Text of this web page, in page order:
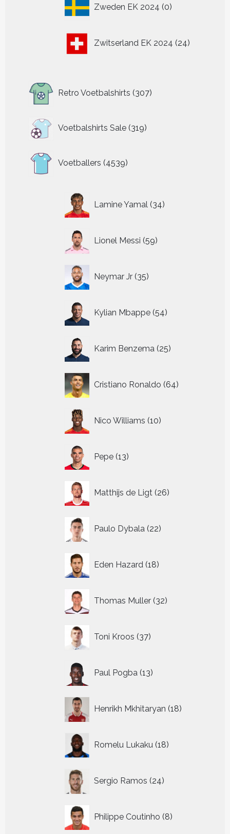
Zweden EK 2024 0
producten
Zwitserland EK 2024 24
producten
Retro Voetbalshirts 307
producten
Voetbalshirts Sale 319
319
producten
Voetballers 4539
producten
Lamine Yamal 34
producten
Lionel Messi 59
producten
Neymar Jr 35
producten
Kylian Mbappe 54
producten
Karim Benzema 25
producten
Cristiano Ronaldo 64
producten
Nico Williams 10
producten
Pepe 13
producten
Matthijs de Ligt 26
producten
Paulo Dybala 22
producten
Eden Hazard 18
producten
Thomas Muller 32
producten
Toni Kroos 37
producten
Paul Pogba 13
producten
Henrikh Mkhitaryan 18
producten
Romelu Lukaku 18
producten
Sergio Ramos 24
producten
Philippe Coutinho 8
producten